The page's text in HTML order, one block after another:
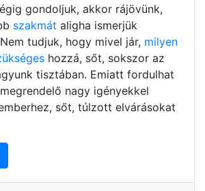
gondoljuk, akkor rájövünk,
szakmát aligha ismerjük
tudjuk, hogy mivel jár, milyen
hozzá, sőt, sokszor az
tisztában. Emiatt fordulhat
nagy igényekkel
sőt, túlzott elvárásokat